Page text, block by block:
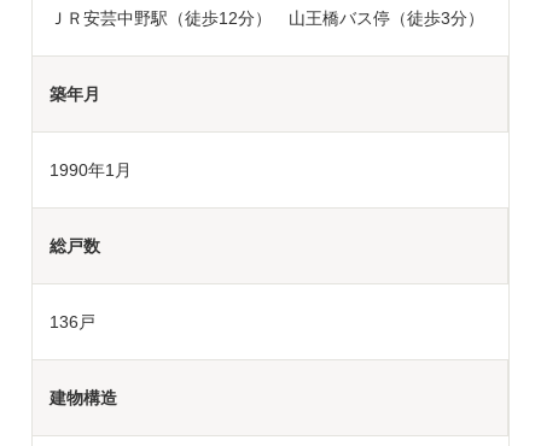
ＪＲ安芸中野駅（徒歩12分） 山王橋バス停（徒歩3分）
築年月
1990年1月
総戸数
136戸
建物構造